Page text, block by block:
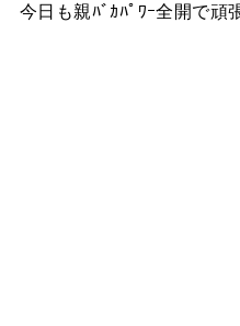
今日も親ﾊﾞｶﾊﾟﾜｰ全開で頑